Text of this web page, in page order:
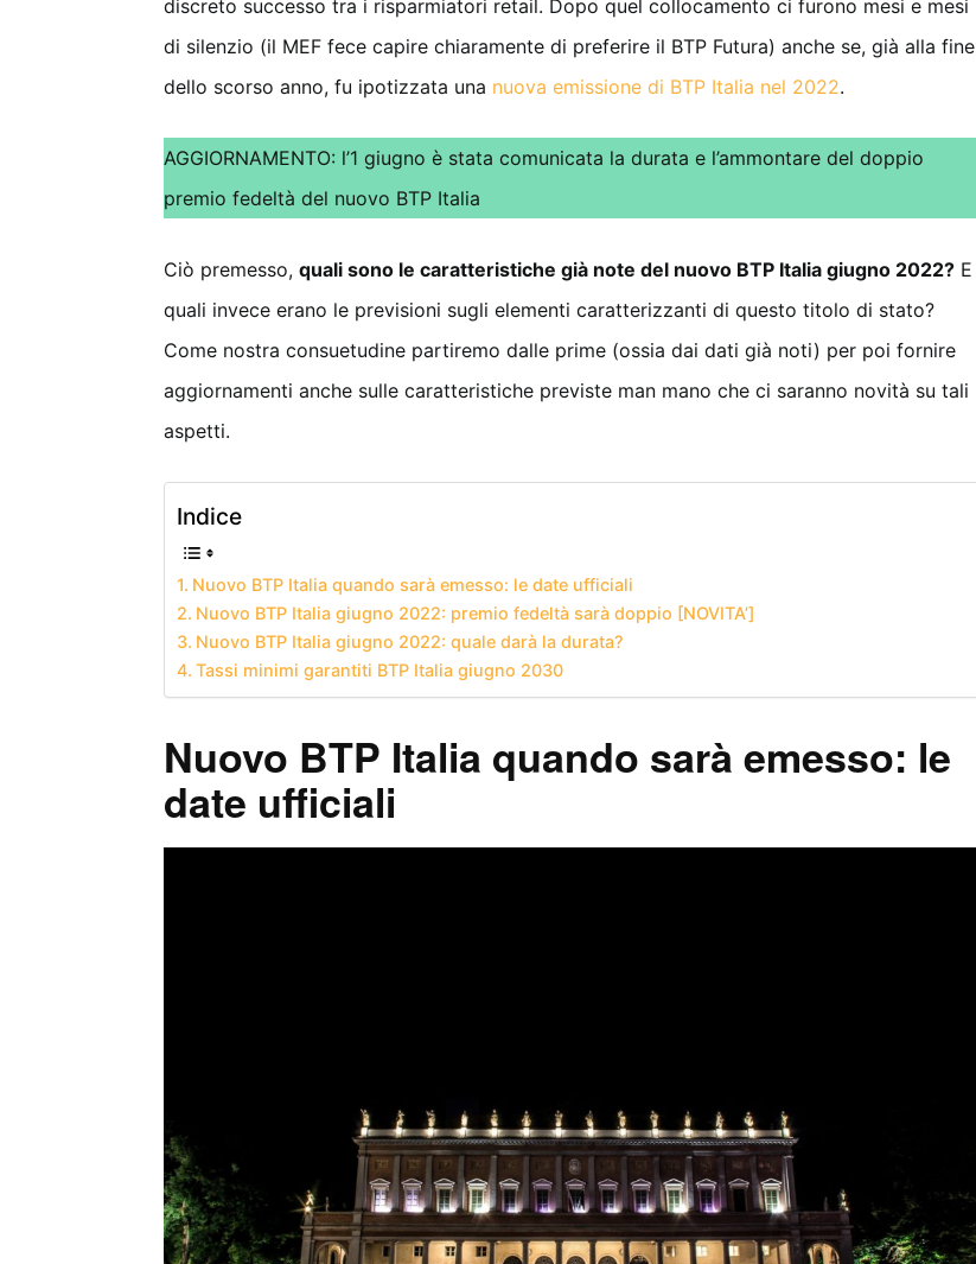
discreto successo tra i risparmiatori retail. Dopo quel collocamento ci furono mesi e mesi
di silenzio (il MEF fece capire chiaramente di preferire il BTP Futura) anche se, già alla fine
dello scorso anno, fu ipotizzata una nuova emissione di BTP Italia nel 2022.
AGGIORNAMENTO: l’1 giugno è stata comunicata la durata e l’ammontare del doppio
premio fedeltà del nuovo BTP Italia
Ciò premesso, quali sono le caratteristiche già note del nuovo BTP Italia giugno 2022? E
quali invece erano le previsioni sugli elementi caratterizzanti di questo titolo di stato?
Come nostra consuetudine partiremo dalle prime (ossia dai dati già noti) per poi fornire
aggiornamenti anche sulle caratteristiche previste man mano che ci saranno novità su tali
aspetti.
Indice
Nuovo BTP Italia quando sarà emesso: le date ufficiali
Nuovo BTP Italia giugno 2022: premio fedeltà sarà doppio [NOVITA’]
Nuovo BTP Italia giugno 2022: quale darà la durata?
Tassi minimi garantiti BTP Italia giugno 2030
Nuovo BTP Italia quando sarà emesso: le
date ufficiali